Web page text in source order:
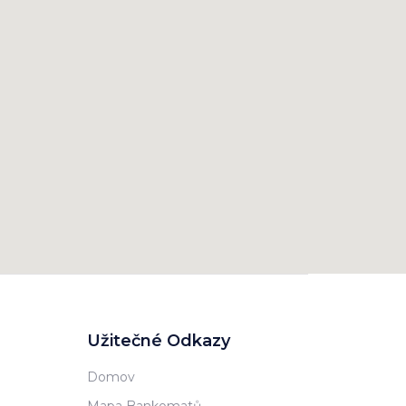
Užitečné Odkazy
Domov